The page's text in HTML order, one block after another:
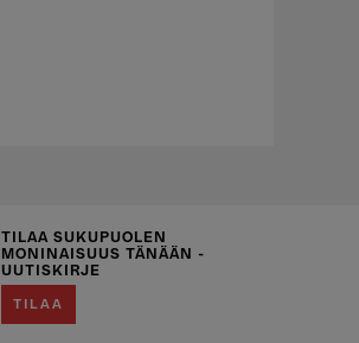
TILAA SUKUPUOLEN
MONINAISUUS TÄNÄÄN -
UUTISKIRJE
TILAA